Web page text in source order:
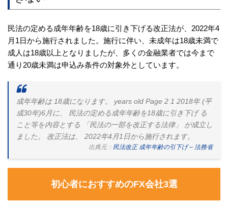
民法の定める成年年齢を18歳に引き下げる改正法が、2022年4
月1日から施行されました。施行に伴い、未成年は18歳未満で
成人は18歳以上となりましたが、多くの金融業者では今まで
通り20歳未満は申込み条件の対象外としています。
成年年齢は 18歳になります。 years old Page 2 1 2018年 (平
成30年)6月に、 民法の定める成年年齢を18歳に引き下げ る
こと等を内容とする 「民法の一部を改正する法律」 が成立し
ました。 改正法は、 2022年4月1日から施行されます。
出典元： 民法改正 成年年齢の引下げ – 法務省
初心者におすすめのFX会社3選